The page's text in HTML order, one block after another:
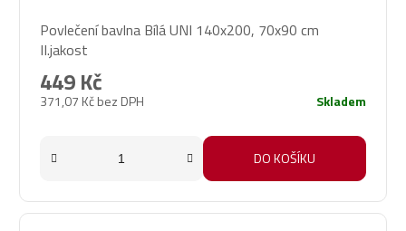
Povlečení bavlna Bílá UNI 140x200, 70x90 cm
II.jakost
371,07 Kč bez DPH
449 Kč
Skladem
DO KOŠÍKU